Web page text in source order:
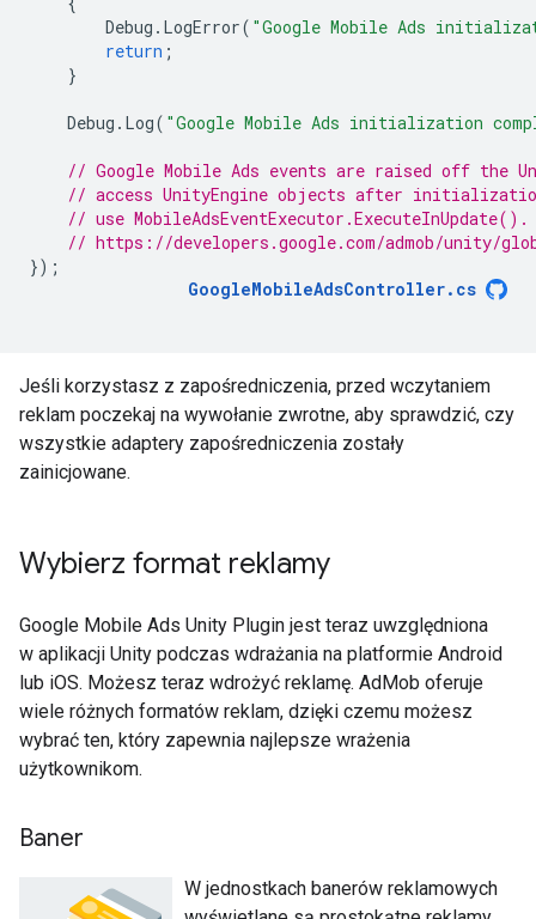
Debug . LogError( "Google Mobile Ads
return ;
}
Debug . Log( "Google Mobile Ads initialization
// Google Mobile Ads events are raised off the
// access UnityEngine objects after
// use
// https://developers.google.com/admob/unity/
});
GoogleMobileAdsController. cs
Jeśli korzystasz z zapośredniczenia, przed wczytaniem
reklam poczekaj na wywołanie zwrotne, aby sprawdzić, czy
wszystkie adaptery zapośredniczenia zostały
zainicjowane.
Wybierz format reklamy
Google Mobile Ads Unity Plugin jest teraz uwzględniona
w aplikacji Unity podczas wdrażania na platformie Android
lub iOS. Możesz teraz wdrożyć reklamę. AdMob oferuje
wiele różnych formatów reklam, dzięki czemu możesz
wybrać ten, który zapewnia najlepsze wrażenia
użytkownikom.
Baner
W jednostkach banerów reklamowych